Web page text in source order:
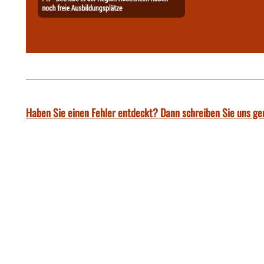
Haben Sie einen Fehler entdeckt? Dann schreiben Sie uns